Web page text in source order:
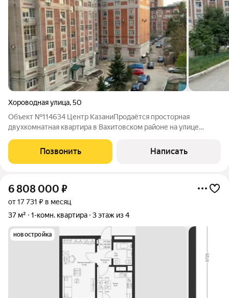
Хороводная улица,50
Объект №114634 Центр КазаниПродаётся просторная
двухкомнатная квартира в Вахитовском районе на улице
проживания, так и для сдачи в аренду. Квартира расположена в
современном, кирпичном доме 2009
Позвонить Написать
6 808 000 ₽
от 17 731 ₽ в месяц
37 м²
1-комн. квартира 3 этаж из 4
новостройка